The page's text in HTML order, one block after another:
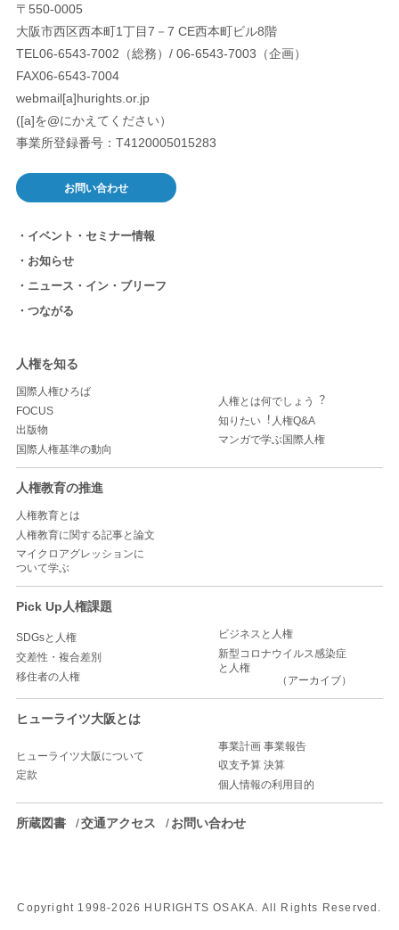
〒550-0005
大阪市西区西本町1丁目7－7 CE西本町ビル8階
TEL06-6543-7002（総務）/ 06-6543-7003（企画）
FAX06-6543-7004
webmail[a]hurights.or.jp
([a]を@にかえてください）
事業所登録番号：T4120005015283
お問い合わせ
イベント・セミナー情報
お知らせ
ニュース・イン・ブリーフ
つながる
人権を知る
国際人権ひろば
FOCUS
出版物
国際人権基準の動向
人権とは何でしょう︖
知りたい︕人権Q&A
マンガで学ぶ国際人権
人権教育の推進
人権教育とは
人権教育に関する記事と論文
マイクロアグレッションに
ついて学ぶ
Pick Up人権課題
SDGsと人権
交差性・複合差別
移住者の人権
ビジネスと人権
新型コロナウイルス感染症
と人権
（アーカイブ）
ヒューライツ大阪とは
ヒューライツ大阪について
定款
事業計画 事業報告
収支予算 決算
個人情報の利用目的
所蔵図書 交通アクセス お問い合わせ
Copyright 1998-2026 HURIGHTS OSAKA. All Rights Reserved.